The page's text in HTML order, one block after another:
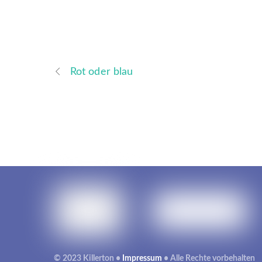
Rot oder blau
© 2023 Killerton • Impressum • Alle Rechte vorbehalten